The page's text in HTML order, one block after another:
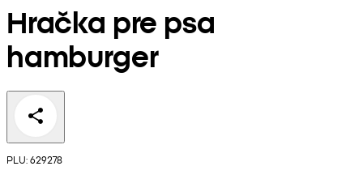
Hračka pre psa
hamburger
PLU: 629278